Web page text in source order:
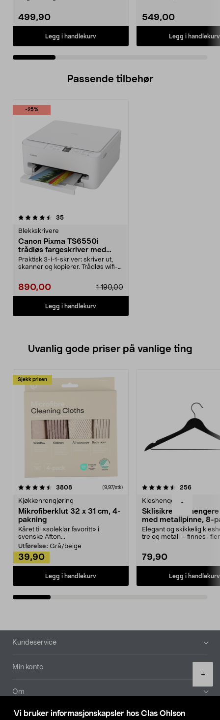
Vi bruker informasjonskapsler hos Clas Ohlson
-
+
499,90
Legg i handlekurv
549,00
Legg i handlekurv
Passende tilbehør
-25%
35anmeldelser
Blekkskrivere
Canon Pixma TS6550i
trådløs fargeskriver med
skanner
Praktisk 3-i-1-skriver: skriver ut,
skanner og kopierer. Trådløs wifi-
1 190,00
890,00
Legg i handlekurv
Uvanlig gode priser på vanlige ting
Sjekk prisen
3808anmeldelser(9,97/stk)
Kjøkkenrengjøring
Mikrofiberklut 32 x 31 cm, 4-
pakning
Kåret til «soleklar favoritt» i
svenske Afton...
Utførelse: Grå/beige
39,90
Legg i handlekurv
4.5av 5 stjerner 256
Kleshengere
Sklisikre
med metallpinne, 8-
Elegant og skikkelig
tre og metall – finnes i
79,90
Legg i handlekurv
4.5av 5 stjerner
Bunntekst
Kundeservice
Min konto
Om
Aktuelt